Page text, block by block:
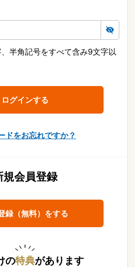
半角記号をすべて含み9文字以
ドをお忘れですか？
規会員登録
録（無料）をする
の特典があります